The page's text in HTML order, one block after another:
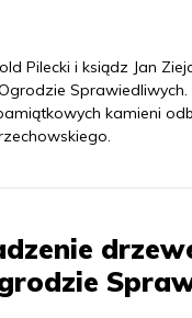
Pilecki i ksiądz Jan
Sprawiedliwych.
kamieni